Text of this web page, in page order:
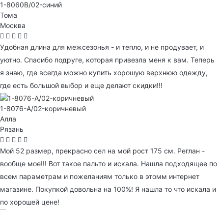
1-8060B/02-синий
Тома
Москва
Удобная длина для межсезонья - и тепло, и не продувает, и
уютно. Спасибо подруге, которая привезла меня к вам. Теперь
я знаю, где всегда можно купить хорошую верхнюю одежду,
где есть большой выбор и еще делают скидки!!!
1-8076-A/02-коричневый
Алла
Рязань
Мой 52 размер, прекрасно сел на мой рост 175 см. Реглан -
вообще мое!!! Вот такое пальто и искала. Нашла подходящее по
всем параметрам и пожеланиям только в этомм интернет
магазине. Покупкой довольна на 100%! Я нашла то что искала и
по хорошей цене!